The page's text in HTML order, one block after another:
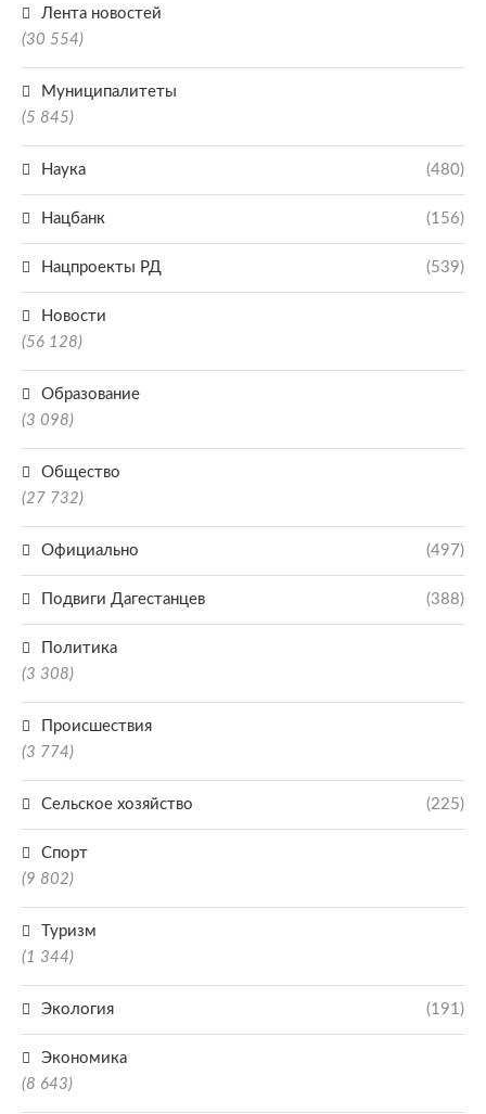
Лента новостей
(30 554)
Муниципалитеты
(5 845)
Наука (480)
Нацбанк (156)
Нацпроекты РД (539)
Новости
(56 128)
Образование
(3 098)
Общество
(27 732)
Официально (497)
Подвиги Дагестанцев (388)
Политика
(3 308)
Происшествия
(3 774)
Сельское хозяйство (225)
Спорт
(9 802)
Туризм
(1 344)
Экология (191)
Экономика
(8 643)